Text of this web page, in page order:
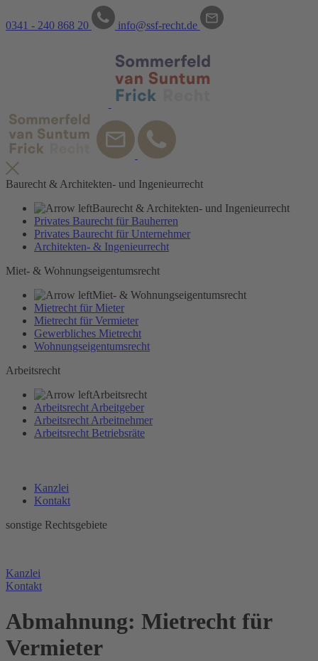
0341 - 240 868 20 info@ssf-recht.de
Baurecht & Architekten- und Ingenieurrecht
Baurecht & Architekten- und Ingenieurrecht
Privates Baurecht für Bauherren
Privates Baurecht für Unternehmer
Architekten- & Ingenieurrecht
Miet- & Wohnungseigentumsrecht
Miet- & Wohnungseigentumsrecht
Mietrecht für Mieter
Mietrecht für Vermieter
Gewerbliches Mietrecht
Wohnungseigentumsrecht
Arbeitsrecht
Arbeitsrecht
Arbeitsrecht Arbeitgeber
Arbeitsrecht Arbeitnehmer
Arbeitsrecht Betriebsräte
Kanzlei
Kontakt
sonstige Rechtsgebiete
Kanzlei
Kontakt
Abmahnung: Mietrecht für
Vermieter